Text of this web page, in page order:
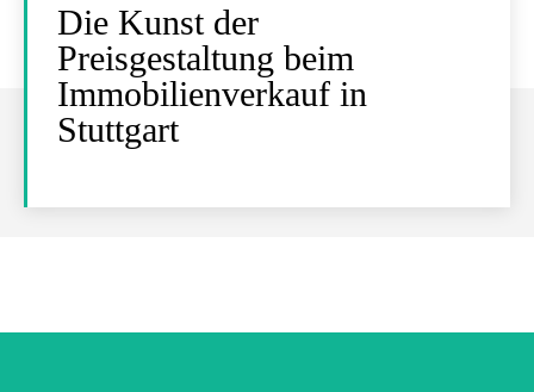
Die Kunst der
Preisgestaltung beim
Immobilienverkauf in
Stuttgart